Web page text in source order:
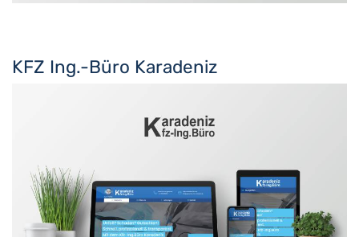
KFZ Ing.-Büro Karadeniz